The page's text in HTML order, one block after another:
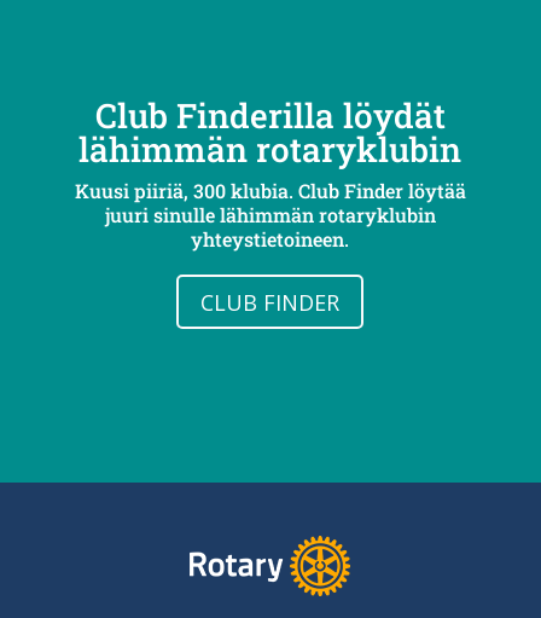
Club Finderilla löydät
lähimmän rotaryklubin
Kuusi piiriä, 300 klubia. Club Finder löytää
juuri sinulle lähimmän rotaryklubin
yhteystietoineen.
CLUB FINDER